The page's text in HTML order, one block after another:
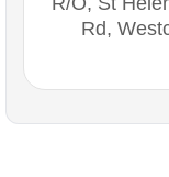
Rd,